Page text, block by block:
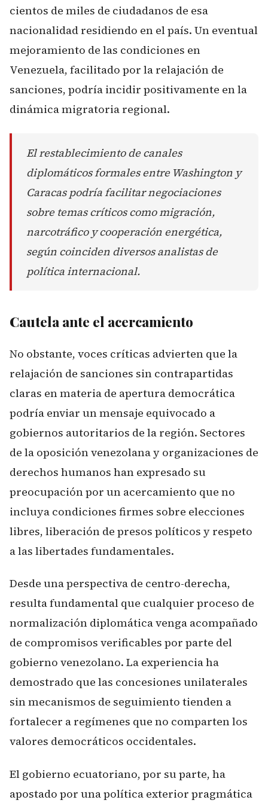
cientos de miles de ciudadanos de esa
nacionalidad residiendo en el país. Un eventual
mejoramiento de las condiciones en
Venezuela, facilitado por la relajación de
sanciones, podría incidir positivamente en la
dinámica migratoria regional.
El restablecimiento de canales
diplomáticos formales entre Washington y
Caracas podría facilitar negociaciones
sobre temas críticos como migración,
narcotráfico y cooperación energética,
según coinciden diversos analistas de
política internacional.
Cautela ante el acercamiento
No obstante, voces críticas advierten que la
relajación de sanciones sin contrapartidas
claras en materia de apertura democrática
podría enviar un mensaje equivocado a
gobiernos autoritarios de la región. Sectores
de la oposición venezolana y organizaciones de
derechos humanos han expresado su
preocupación por un acercamiento que no
incluya condiciones firmes sobre elecciones
libres, liberación de presos políticos y respeto
a las libertades fundamentales.
Desde una perspectiva de centro-derecha,
resulta fundamental que cualquier proceso de
normalización diplomática venga acompañado
de compromisos verificables por parte del
gobierno venezolano. La experiencia ha
demostrado que las concesiones unilaterales
sin mecanismos de seguimiento tienden a
fortalecer a regímenes que no comparten los
valores democráticos occidentales.
El gobierno ecuatoriano, por su parte, ha
apostado por una política exterior pragmática